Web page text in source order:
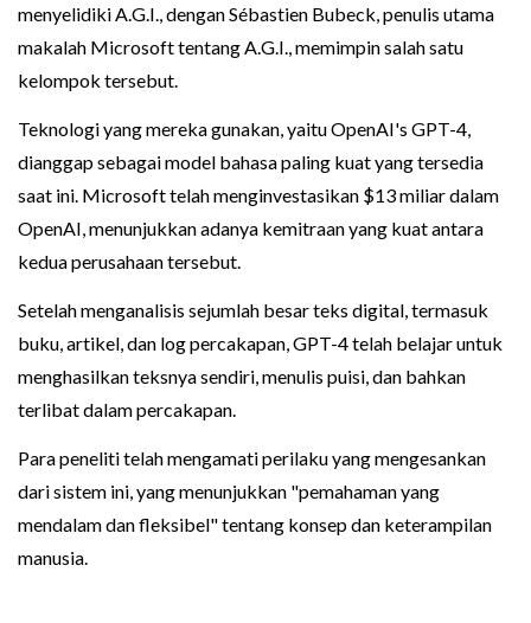
menyelidiki A.G.I., dengan Sébastien Bubeck, penulis utama
makalah Microsoft tentang A.G.I., memimpin salah satu
kelompok tersebut.
Teknologi yang mereka gunakan, yaitu OpenAI's GPT-4,
dianggap sebagai model bahasa paling kuat yang tersedia
saat ini. Microsoft telah menginvestasikan $13 miliar dalam
OpenAI, menunjukkan adanya kemitraan yang kuat antara
kedua perusahaan tersebut.
Setelah menganalisis sejumlah besar teks digital, termasuk
buku, artikel, dan log percakapan, GPT-4 telah belajar untuk
menghasilkan teksnya sendiri, menulis puisi, dan bahkan
terlibat dalam percakapan.
Para peneliti telah mengamati perilaku yang mengesankan
dari sistem ini, yang menunjukkan "pemahaman yang
mendalam dan fleksibel" tentang konsep dan keterampilan
manusia.